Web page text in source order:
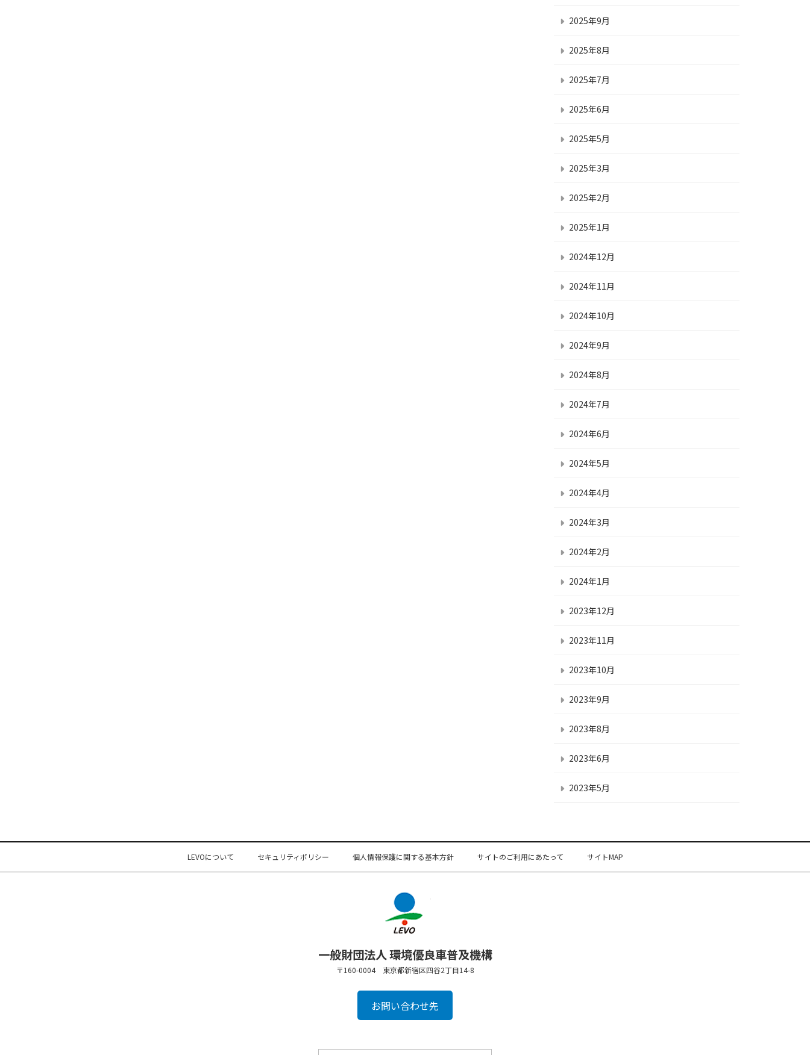
2025年9月
2025年8月
2025年7月
2025年6月
2025年5月
2025年3月
2025年2月
2025年1月
2024年12月
2024年11月
2024年10月
2024年9月
2024年8月
2024年7月
2024年6月
2024年5月
2024年4月
2024年3月
2024年2月
2024年1月
2023年12月
2023年11月
2023年10月
2023年9月
2023年8月
2023年6月
2023年5月
LEVOについて セキュリティポリシー 個人情報保護に関する基本方針 サイトのご利用にあたって サイトMAP
一般財団法人 環境優良車普及機構
〒160-0004 東京都新宿区四谷2丁目14-8
お問い合わせ先